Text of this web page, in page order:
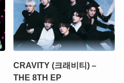
CRAVITY (크래비티) –
THE 8TH EP